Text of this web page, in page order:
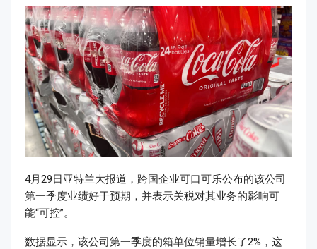
4月29日亚特兰大报道，跨国企业可口可乐公布的该公司
第一季度业绩好于预期，并表示关税对其业务的影响可
能“可控”。
数据显示，该公司第一季度的箱单位销量增长了2%，这